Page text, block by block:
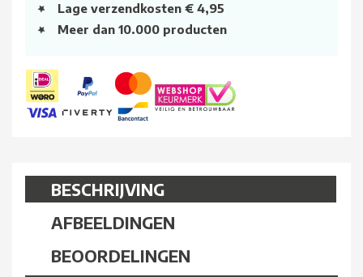
Lage verzendkosten € 4,95
Meer dan 10.000 producten
BESCHRIJVING
AFBEELDINGEN
BEOORDELINGEN